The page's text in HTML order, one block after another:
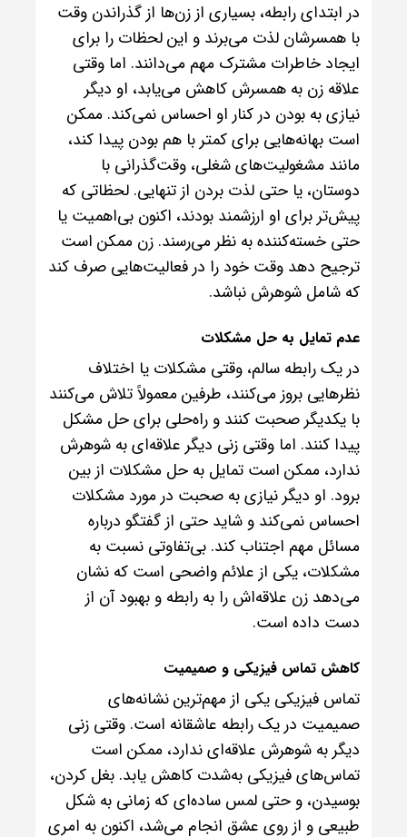
در ابتدای رابطه، بسیاری از زن‌ها از گذراندن وقت
با همسرشان لذت می‌برند و این لحظات را برای
ایجاد خاطرات مشترک مهم می‌دانند. اما وقتی
علاقه زن به همسرش کاهش می‌یابد، او دیگر
نیازی به بودن در کنار او احساس نمی‌کند. ممکن
است بهانه‌هایی برای کمتر با هم بودن پیدا کند،
مانند مشغولیت‌های شغلی، وقت‌گذرانی با
دوستان، یا حتی لذت بردن از تنهایی. لحظاتی که
پیش‌تر برای او ارزشمند بودند، اکنون بی‌اهمیت یا
حتی خسته‌کننده به نظر می‌رسند. زن ممکن است
ترجیح دهد وقت خود را در فعالیت‌هایی صرف کند
که شامل شوهرش نباشد.
عدم تمایل به حل مشکلات
در یک رابطه سالم، وقتی مشکلات یا اختلاف
نظرهایی بروز می‌کنند، طرفین معمولاً تلاش می‌کنند
با یکدیگر صحبت کنند و راه‌حلی برای حل مشکل
پیدا کنند. اما وقتی زنی دیگر علاقه‌ای به شوهرش
ندارد، ممکن است تمایل به حل مشکلات از بین
برود. او دیگر نیازی به صحبت در مورد مشکلات
احساس نمی‌کند و شاید حتی از گفتگو درباره
مسائل مهم اجتناب کند. بی‌تفاوتی نسبت به
مشکلات، یکی از علائم واضحی است که نشان
می‌دهد زن علاقه‌اش را به رابطه و بهبود آن از
دست داده است.
کاهش تماس فیزیکی و صمیمیت
تماس فیزیکی یکی از مهم‌ترین نشانه‌های
صمیمیت در یک رابطه عاشقانه است. وقتی زنی
دیگر به شوهرش علاقه‌ای ندارد، ممکن است
تماس‌های فیزیکی به‌شدت کاهش یابد. بغل کردن،
بوسیدن، و حتی لمس ساده‌ای که زمانی به شکل
طبیعی و از روی عشق انجام می‌شد، اکنون به امری